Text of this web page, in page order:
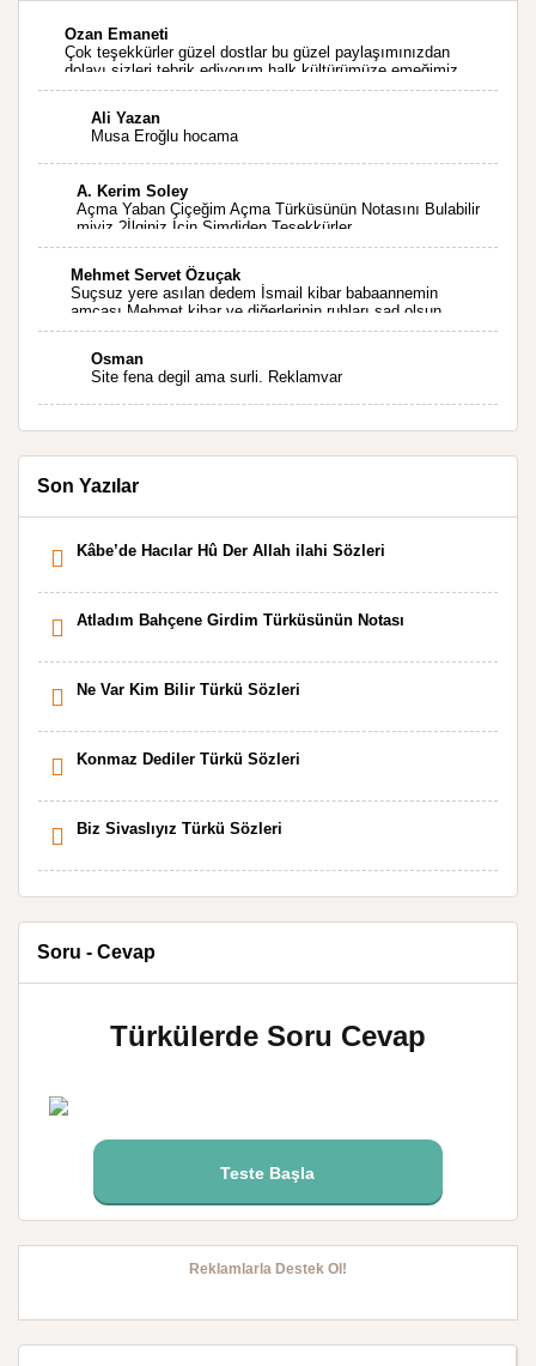
Ozan Emaneti
Çok teşekkürler güzel dostlar bu güzel paylaşımınızdan
dolayı sizleri tebrik ediyorum halk kültürümüze emeğimiz
geçti ise ne mutlu bizlere sizlerin sayesinde türkülerimiz
Ali Yazan
Musa Eroğlu hocama
A. Kerim Soley
Açma Yaban Çiçeğim Açma Türküsünün Notasını Bulabilir
miyiz ?İlginiz İçin Şimdiden Teşekkürler.
Mehmet Servet Özuçak
Suçsuz yere asılan dedem İsmail kibar babaannemin
amcası Mehmet kibar ve diğerlerinin ruhları şad olsun.
Kahrolsun Cemal paşa
Osman
Site fena degil ama surli. Reklamvar
Son Yazılar
Kâbe’de Hacılar Hû Der Allah ilahi Sözleri
Atladım Bahçene Girdim Türküsünün Notası
Ne Var Kim Bilir Türkü Sözleri
Konmaz Dediler Türkü Sözleri
Biz Sivaslıyız Türkü Sözleri
Soru - Cevap
Türkülerde Soru Cevap
Teste Başla
Reklamlarla Destek Ol!